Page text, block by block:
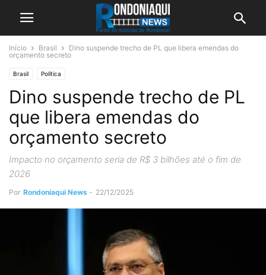
Início Brasil
Dino suspende trecho de PL que libera emendas do
orçamento secreto
Brasil Política
Dino suspende trecho de PL
que libera emendas do
orçamento secreto
Impacto no orçamento seria de R$ 3 bilhões até o fim de
2026
Por Rondoniaqui News - 22/12/2025